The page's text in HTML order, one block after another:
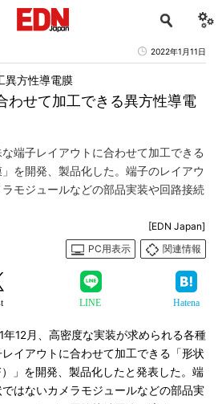
2022年1月11日
わせて加工できる異方性導電
異方性導電膜
端子レイアウトに合わせて加工できる
」を開発、製品化した。端子のレイアウ
ラモジュールなどの部品実装や回路接続
[EDN Japan]
PC用表示
関連情報
LINE Hatena
12月、高密度な実装が求められる各種
イアウトに合わせて加工できる「形状
」を開発、製品化したと発表した。端
はないカメラモジュールなどの部品実